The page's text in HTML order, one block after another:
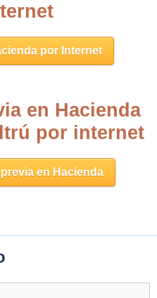
por Internet
en Hacienda
por internet
en Hacienda